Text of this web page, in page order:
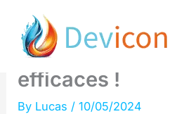
content
Améliore tes
écrivant des
efficaces !
By Lucas /10/05/2024